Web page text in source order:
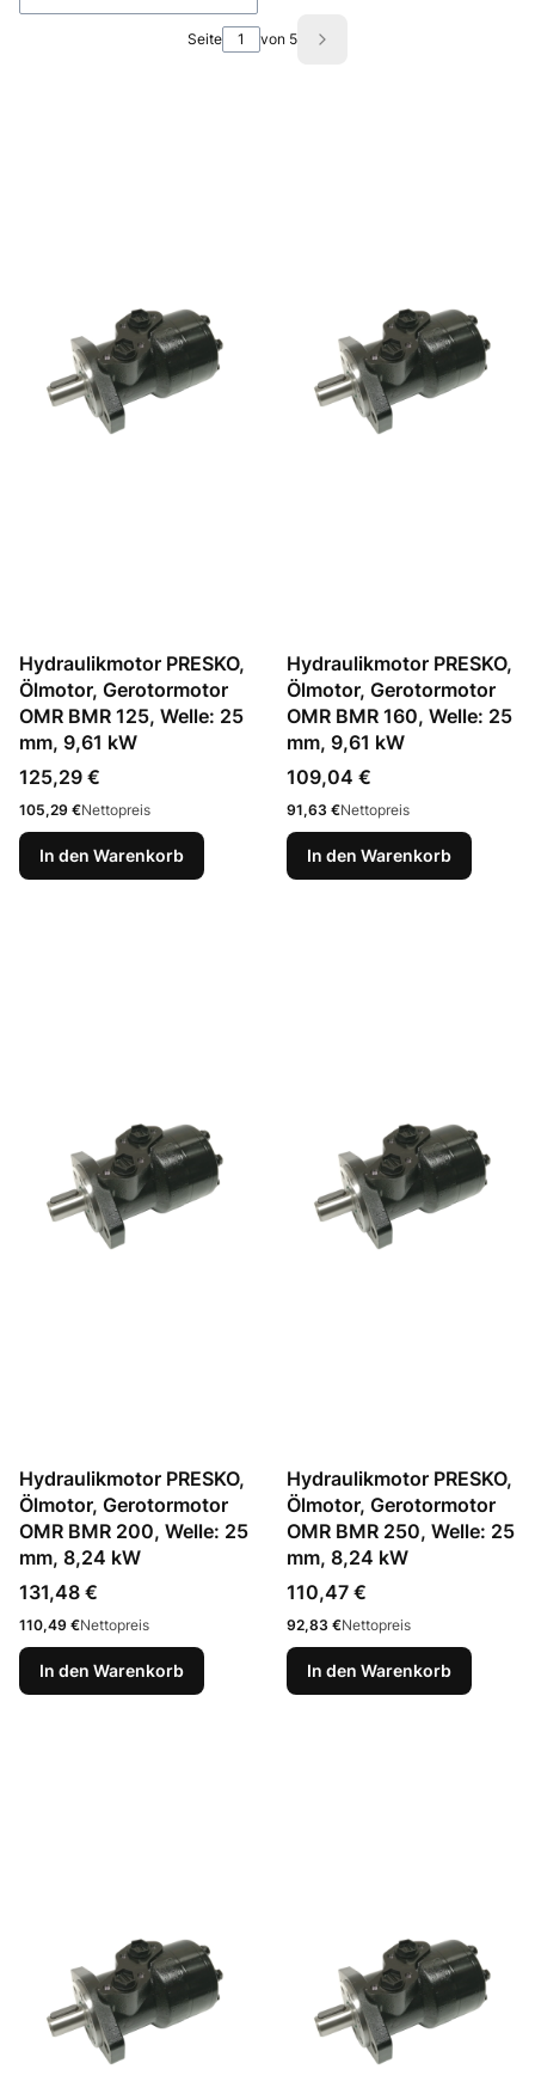
Seite von 5 Nächste Produkte
Hydraulikmotor PRESKO,
Ölmotor, Gerotormotor
OMR BMR 125, Welle: 25
mm, 9,61 kW
Preis
125,29 €
Preis
105,29 €Nettopreis
In den Warenkorb
Hydraulikmotor PRESKO,
Ölmotor, Gerotormotor
OMR BMR 160, Welle: 25
mm, 9,61 kW
Preis
109,04 €
Preis
91,63 €Nettopreis
In den Warenkorb
Hydraulikmotor PRESKO,
Ölmotor, Gerotormotor
OMR BMR 200, Welle: 25
mm, 8,24 kW
Preis
131,48 €
Preis
110,49 €Nettopreis
In den Warenkorb
Hydraulikmotor PRESKO,
Ölmotor, Gerotormotor
OMR BMR 250, Welle: 25
mm, 8,24 kW
Preis
110,47 €
Preis
92,83 €Nettopreis
In den Warenkorb